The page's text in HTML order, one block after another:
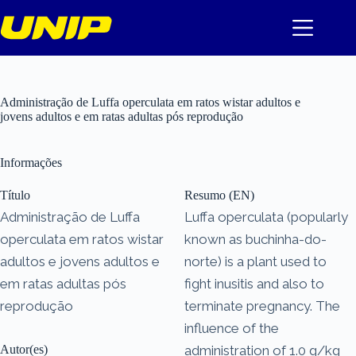
para
o
Administração de Luffa operculata em ratos wistar adultos e
jovens adultos e em ratas adultas pós reprodução
Informações
Título
Administração de Luffa
operculata em ratos wistar
adultos e jovens adultos e
em ratas adultas pós
reprodução
Autor(es)
Resumo (EN)
Luffa operculata (popularly
known as buchinha-do-
norte) is a plant used to
fight inusitis and also to
terminate pregnancy. The
influence of the
administration of 1.0 g/kg